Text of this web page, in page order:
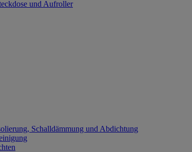
und Aufroller
Schalldämmung und Abdichtung